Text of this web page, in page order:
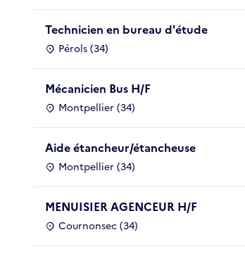
Technicien en bureau d'étude
Pérols (34)
Mécanicien Bus H/F
Montpellier (34)
Aide étancheur/étancheuse
Montpellier (34)
MENUISIER AGENCEUR H/F
Cournonsec (34)